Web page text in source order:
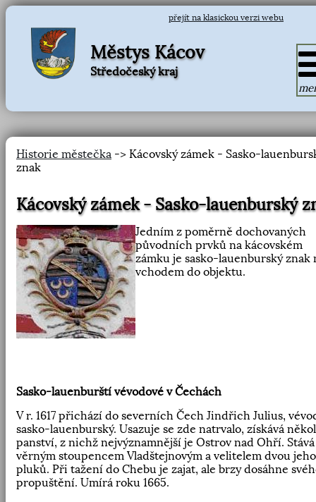
přejít na klasickou verzi webu
Městys Kácov
Středočeský kraj
Historie městečka -> Kácovský zámek - Sasko-
znak
Kácovský zámek - Sasko-lauenburský
Jedním z poměrně dochovaných
původních prvků na kácovském
zámku je sasko-lauenburský znak
vchodem do objektu.
Sasko-lauenburští vévodové v Čechách
V r. 1617 přichází do severních Čech Jindřich Julius,
sasko-lauenburský. Usazuje se zde natrvalo, získává
panství, z nichž nejvýznamnější je Ostrov nad Ohří. Stává
věrným stoupencem Vladštejnovým a velitelem dvou jeho
pluků. Při tažení do Chebu je zajat, ale brzy dosáhne
propuštění. Umírá roku 1665.